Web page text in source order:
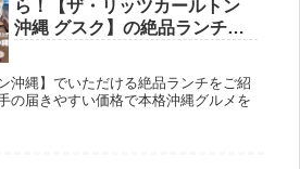
ら！【ザ・リッツカールトン
沖縄 グスク】の絶品ランチ｜
沖縄】でいただける絶品ランチをご紹
の届きやすい価格で本格沖縄グルメを